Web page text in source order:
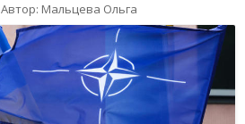
Автор: Мальцева Ольга